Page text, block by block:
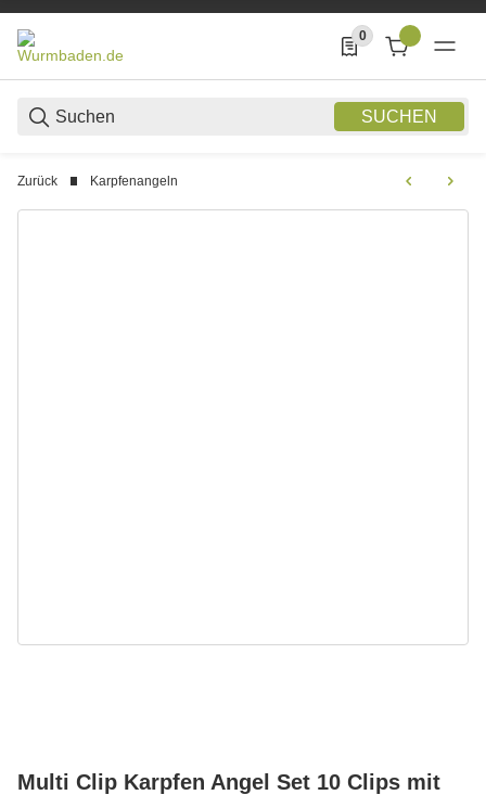
SUCHEN
0
0 Produkte in der
Zurück Karpfenangeln
Multi Clip Karpfen Angel Set 10 Clips mit